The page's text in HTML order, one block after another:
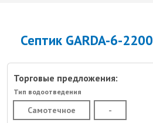
Септик GARDA-6-2200
Торговые предложения:
Тип водоотведения
Самотечное -